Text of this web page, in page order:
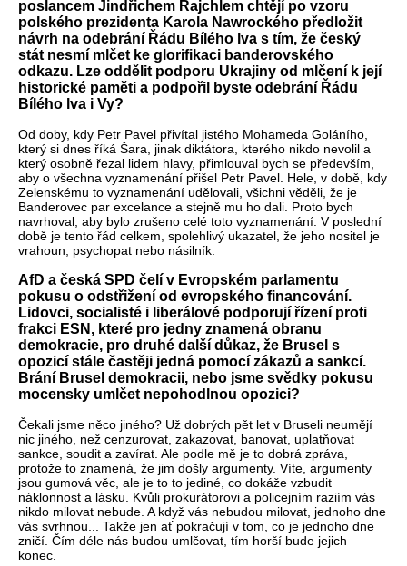
poslancem Jindřichem Rajchlem chtějí po vzoru
polského prezidenta Karola Nawrockého předložit
návrh na odebrání Řádu Bílého lva s tím, že český
stát nesmí mlčet ke glorifikaci banderovského
odkazu. Lze oddělit podporu Ukrajiny od mlčení k její
historické paměti a podpořil byste odebrání Řádu
Bílého lva i Vy?
Od doby, kdy Petr Pavel přivítal jistého Mohameda Goláního,
který si dnes říká Šara, jinak diktátora, kterého nikdo nevolil a
který osobně řezal lidem hlavy, přimlouval bych se především,
aby o všechna vyznamenání přišel Petr Pavel. Hele, v době, kdy
Zelenskému to vyznamenání udělovali, všichni věděli, že je
Banderovec par excelance a stejně mu ho dali. Proto bych
navrhoval, aby bylo zrušeno celé toto vyznamenání. V poslední
době je tento řád celkem, spolehlivý ukazatel, že jeho nositel je
vrahoun, psychopat nebo násilník.
AfD a česká SPD čelí v Evropském parlamentu
pokusu o odstřižení od evropského financování.
Lidovci, socialisté i liberálové podporují řízení proti
frakci ESN, které pro jedny znamená obranu
demokracie, pro druhé další důkaz, že Brusel s
opozicí stále častěji jedná pomocí zákazů a sankcí.
Brání Brusel demokracii, nebo jsme svědky pokusu
mocensky umlčet nepohodlnou opozici?
Čekali jsme něco jiného? Už dobrých pět let v Bruseli neumějí
nic jiného, než cenzurovat, zakazovat, banovat, uplatňovat
sankce, soudit a zavírat. Ale podle mě je to dobrá zpráva,
protože to znamená, že jim došly argumenty. Víte, argumenty
jsou gumová věc, ale je to to jediné, co dokáže vzbudit
náklonnost a lásku. Kvůli prokurátorovi a policejním raziím vás
nikdo milovat nebude. A když vás nebudou milovat, jednoho dne
vás svrhnou... Takže jen ať pokračují v tom, co je jednoho dne
zničí. Čím déle nás budou umlčovat, tím horší bude jejich
konec.